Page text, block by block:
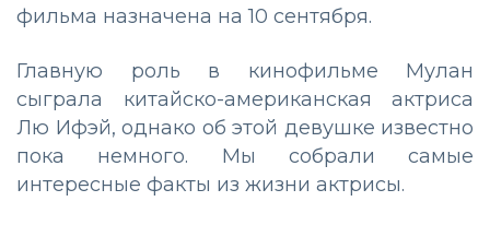
фильма назначена на 10 сентября.
Главную роль в кинофильме Мулан
сыграла китайско-американская актриса
Лю Ифэй, однако об этой девушке известно
пока немного. Мы собрали самые
интересные факты из жизни актрисы.